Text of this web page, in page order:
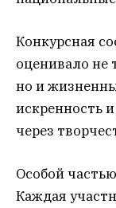
Конкурсная
оценивало не
но и
искренность
через
Особой
Каждая